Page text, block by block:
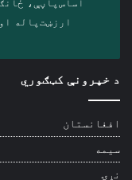
ارزښت‌پاله او ‎له سیاسي اړخه بې‌پرې رسنۍ ده.
د خپرونې کټګوري
افغانستان
سیمه
نړۍ